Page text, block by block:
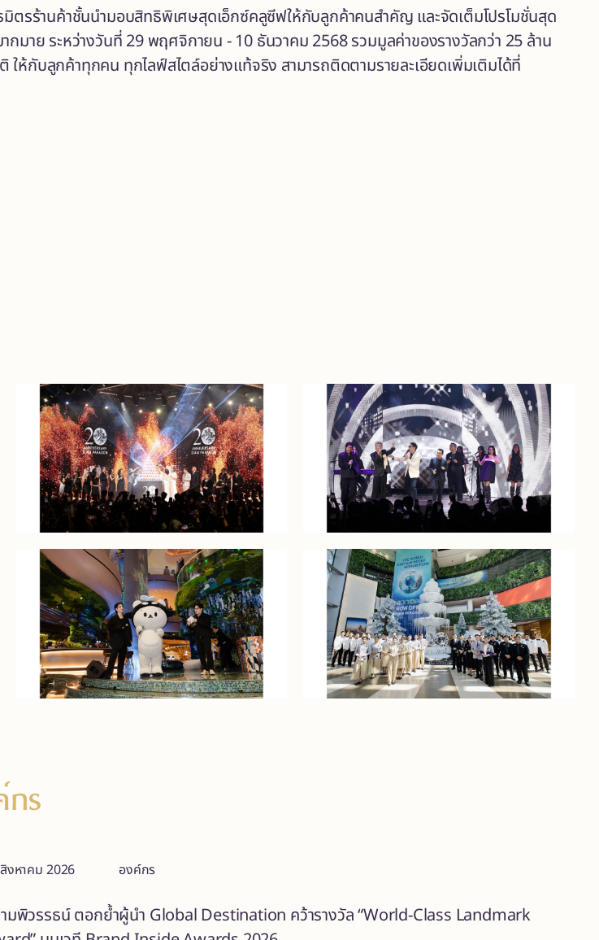
รร้านค้าชั้นนำมอบสิทธิพิเศษสุดเอ็กซ์คลูซีฟให้กับลูกค้าคนสำคัญ และจัดเต็มโปรโมชั่นสุด
กมาย ระหว่างวันที่ 29 พฤศจิกายน - 10 ธันวาคม 2568 รวมมูลค่าของรางวัลกว่า 25 ล้าน
ห้กับลูกค้าทุกคน ทุกไลฟ์สไตล์อย่างแท้จริง สามารถติดตามรายละเอียดเพิ่มเติมได้ที่
ร
งหาคม 2026 องค์กร
มพิวรรธน์ ตอกย้ำผู้นำ Global Destination คว้ารางวัล “World-Class Landmark